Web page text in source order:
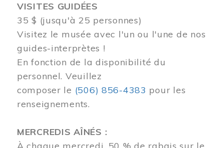
VISITES GUIDÉES
35 $ (jusqu'à 25 personnes)
Visitez le musée avec l'un ou l'une de nos
guides-interprètes !
En fonction de la disponibilité du
personnel. Veuillez
composer le (506) 856-4383 pour les
renseignements.
MERCREDIS AÎNÉS :